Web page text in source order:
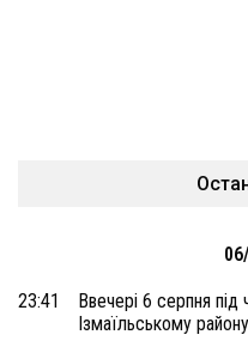
23:41
Ввечері 6 серпня
Ізмаїльському